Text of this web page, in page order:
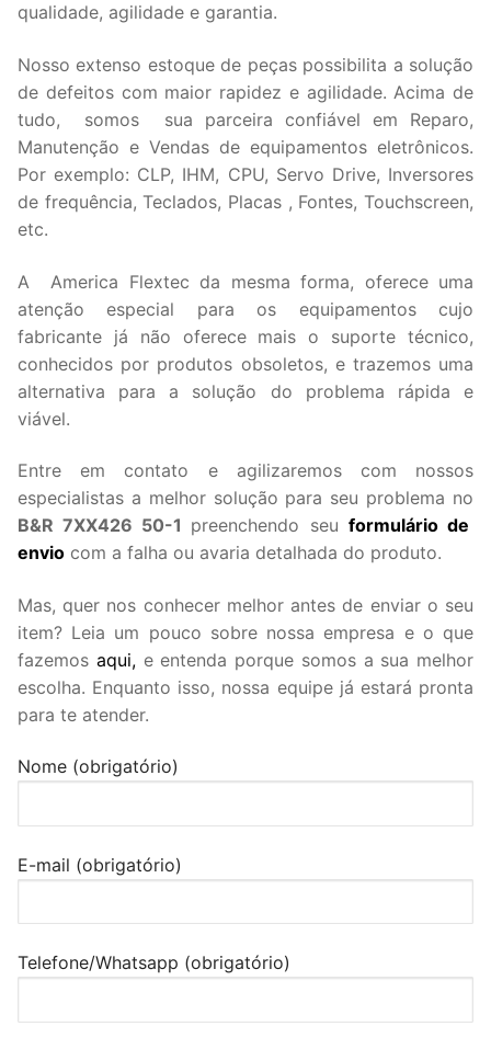
qualidade, agilidade e garantia.
Nosso extenso estoque de peças possibilita a solução
de defeitos com maior rapidez e agilidade. Acima de
tudo, somos sua parceira confiável em Reparo,
Manutenção e Vendas de equipamentos eletrônicos.
Por exemplo: CLP, IHM, CPU, Servo Drive, Inversores
de frequência, Teclados, Placas , Fontes, Touchscreen,
etc.
A America Flextec da mesma forma, oferece uma
atenção especial para os equipamentos cujo
fabricante já não oferece mais o suporte técnico,
conhecidos por produtos obsoletos, e trazemos uma
alternativa para a solução do problema rápida e
viável.
Entre em contato e agilizaremos com nossos
especialistas a melhor solução para seu problema no
B&R 7XX426 50-1 preenchendo seu formulário de
envio com a falha ou avaria detalhada do produto.
Mas, quer nos conhecer melhor antes de enviar o seu
item? Leia um pouco sobre nossa empresa e o que
fazemos aqui,e entenda porque somos a sua melhor
escolha. Enquanto isso, nossa equipe já estará pronta
para te atender.
Nome (obrigatório)
E-mail (obrigatório)
Telefone/Whatsapp (obrigatório)